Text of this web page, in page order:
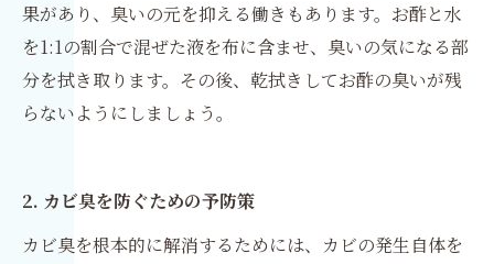
果があり、臭いの元を抑える働きもあります。お酢と水
を1:1の割合で混ぜた液を布に含ませ、臭いの気になる部
分を拭き取ります。その後、乾拭きしてお酢の臭いが残
らないようにしましょう。
2. カビ臭を防ぐための予防策
カビ臭を根本的に解消するためには、カビの発生自体を